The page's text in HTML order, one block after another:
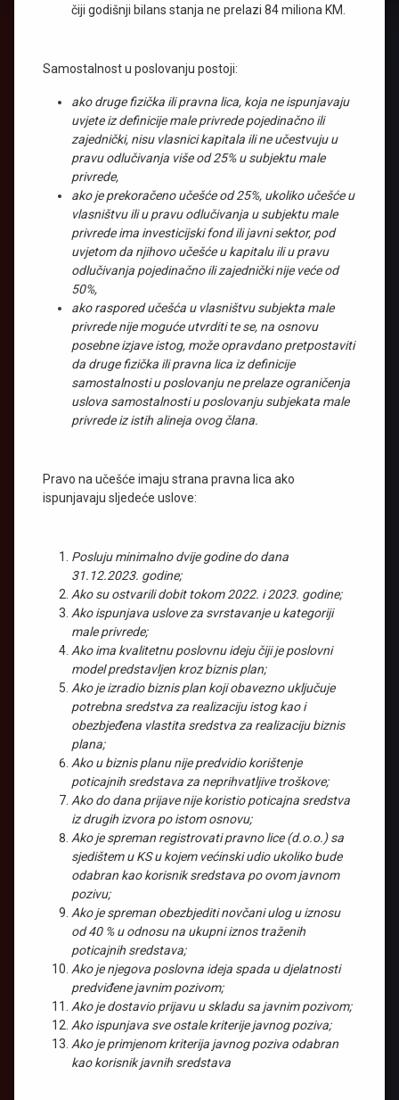
čiji godišnji bilans stanja ne prelazi 84 miliona KM.
Samostalnost u poslovanju postoji:
ako druge fizička ili pravna lica, koja ne ispunjavaju
uvjete iz definicije male privrede pojedinačno ili
zajednički, nisu vlasnici kapitala ili ne učestvuju u
pravu odlučivanja više od 25% u subjektu male
privrede,
ako je prekoračeno učešće od 25%, ukoliko učešće u
vlasništvu ili u pravu odlučivanja u subjektu male
privrede ima investicijski fond ili javni sektor, pod
uvjetom da njihovo učešće u kapitalu ili u pravu
odlučivanja pojedinačno ili zajednički nije veće od
50%,
ako raspored učešća u vlasništvu subjekta male
privrede nije moguće utvrditi te se, na osnovu
posebne izjave istog, može opravdano pretpostaviti
da druge fizička ili pravna lica iz definicije
samostalnosti u poslovanju ne prelaze ograničenja
uslova samostalnosti u poslovanju subjekata male
privrede iz istih alineja ovog člana.
Pravo na učešće imaju strana pravna lica ako
ispunjavaju sljedeće uslove:
Posluju minimalno dvije godine do dana
31.12.2023. godine;
Ako su ostvarili dobit tokom 2022. i 2023. godine;
Ako ispunjava uslove za svrstavanje u kategoriji
male privrede;
Ako ima kvalitetnu poslovnu ideju čiji je poslovni
model predstavljen kroz biznis plan;
Ako je izradio biznis plan koji obavezno uključuje
potrebna sredstva za realizaciju istog kao i
obezbjeđena vlastita sredstva za realizaciju biznis
plana;
Ako u biznis planu nije predvidio korištenje
poticajnih sredstava za neprihvatljive troškove;
Ako do dana prijave nije koristio poticajna sredstva
iz drugih izvora po istom osnovu;
Ako je spreman registrovati pravno lice (d.o.o.) sa
sjedištem u KS u kojem većinski udio ukoliko bude
odabran kao korisnik sredstava po ovom javnom
pozivu;
Ako je spreman obezbjediti novčani ulog u iznosu
od 40 % u odnosu na ukupni iznos traženih
poticajnih sredstava;
Ako je njegova poslovna ideja spada u djelatnosti
predviđene javnim pozivom;
Ako je dostavio prijavu u skladu sa javnim pozivom;
Ako ispunjava sve ostale kriterije javnog poziva;
Ako je primjenom kriterija javnog poziva odabran
kao korisnik javnih sredstava